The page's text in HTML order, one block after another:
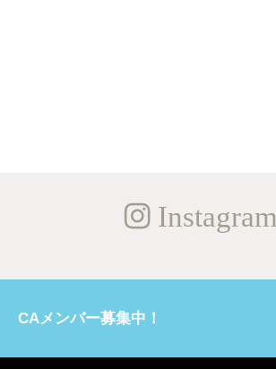
Instagram
CAメンバー募集中！